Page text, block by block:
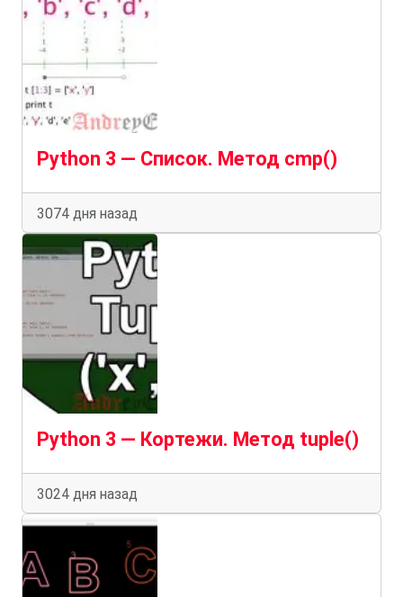
Python 3 — Список. Метод cmp()
3074 дня назад
Python 3 — Кортежи. Метод tuple()
3024 дня назад